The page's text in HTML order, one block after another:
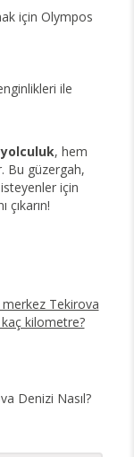
için Olympos
ile
, hem
Bu güzergah,
için
Tekirova
kaç kilometre?
Denizi Nasıl?